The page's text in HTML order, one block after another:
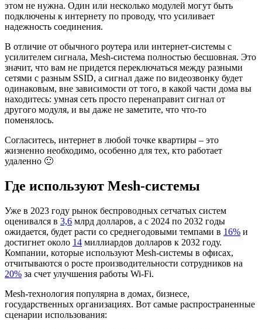
этом не нужна. Один или несколько модулей могут быть
подключены к интернету по проводу, что усиливает
надежность соединения.
В отличие от обычного роутера или интернет-системы с
усилителем сигнала, Mesh-система полностью бесшовная. Это
значит, что вам не придется переключаться между разными
сетями с разным SSID, а сигнал даже по видеозвонку будет
одинаковым, вне зависимости от того, в какой части дома вы
находитесь: умная сеть просто перенаправит сигнал от
другого модуля, и вы даже не заметите, что что-то
поменялось.
Согласитесь, интернет в любой точке квартиры – это
жизненно необходимо, особенно для тех, кто работает
удаленно 🙂
Где используют Mesh-системы
Уже в 2023 году рынок беспроводных сетчатых систем
оценивался в 3,6 млрд долларов, а с 2024 по 2032 годы
ожидается, будет расти со среднегодовыми темпами в 16% и
достигнет около 14 миллиардов долларов к 2032 году.
Компании, которые используют Mesh-системы в офисах,
отчитываются о росте производительности сотрудников на
20% за счет улучшения работы Wi-Fi.
Mesh-технология популярна в домах, бизнесе,
государственных организациях. Вот самые распространенные
сценарии использования: